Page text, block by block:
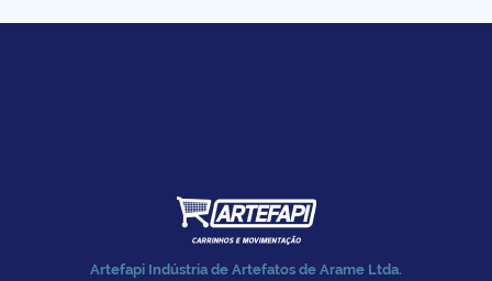
Artefapi Indústria de Artefatos de Arame Ltda.